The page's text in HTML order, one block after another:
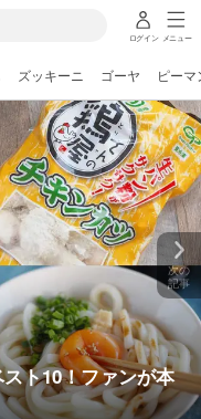
ログイン メニュー
ズッキーニ ゴーヤ ピーマ
ト10！ファンが本
次の
記事